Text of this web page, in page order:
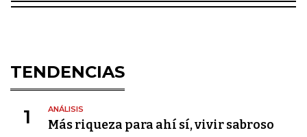
TENDENCIAS
1 ANÁLISIS
Más riqueza para ahí sí, vivir sabroso